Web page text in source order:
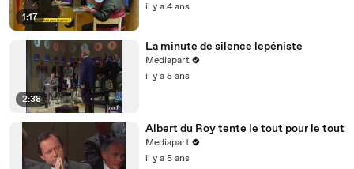
1:17
il y a 4 ans
2:38
La minute de silence lepéniste
Mediapart
il y a 5 ans
Albert du Roy tente le tout pour le tout
Mediapart
il y a 5 ans